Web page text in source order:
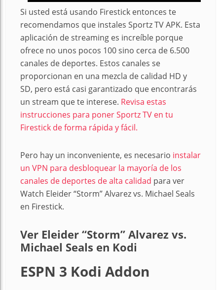
Si usted está usando Firestick entonces te
recomendamos que instales Sportz TV APK. Esta
aplicación de streaming es increíble porque
ofrece no unos pocos 100 sino cerca de 6.500
canales de deportes. Estos canales se
proporcionan en una mezcla de calidad HD y
SD, pero está casi garantizado que encontrarás
un stream que te interese. Revisa estas
instrucciones para poner Sportz TV en tu
Firestick de forma rápida y fácil.
Pero hay un inconveniente, es necesario instalar
un VPN para desbloquear la mayoría de los
canales de deportes de alta calidad para ver
Watch Eleider “Storm” Alvarez vs. Michael Seals
en Firestick.
Ver Eleider “Storm” Alvarez vs.
Michael Seals en Kodi
ESPN 3 Kodi Addon